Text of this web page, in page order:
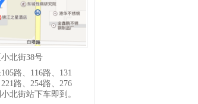
北街38号
路、116路、131
路、254路、276
北街站下车即到。